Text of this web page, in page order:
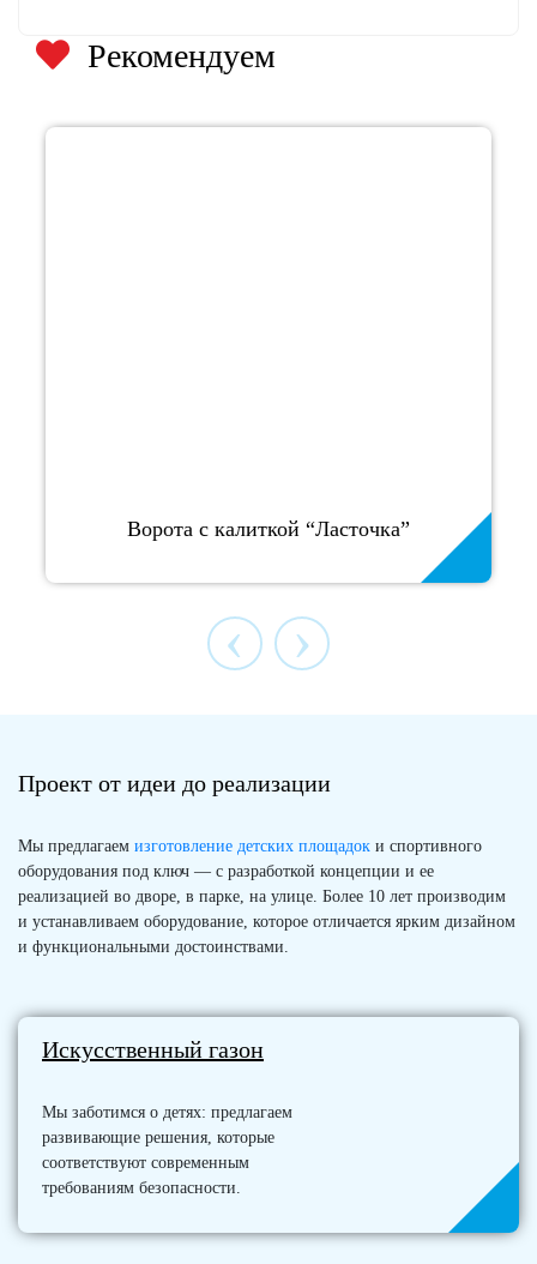
Рекомендуем
Ворота с калиткой “Ласточка”
‹ ›
Проект от идеи до реализации
Мы предлагаем изготовление детских площадок и спортивного
оборудования под ключ — с разработкой концепции и ее
реализацией во дворе, в парке, на улице. Более 10 лет производим
и устанавливаем оборудование, которое отличается ярким дизайном
и функциональными достоинствами.
Искусственный газон
Мы заботимся о детях: предлагаем
развивающие решения, которые
соответствуют современным
требованиям безопасности.